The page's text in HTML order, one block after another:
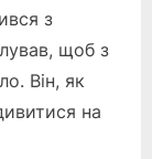
з
щоб з
Він, як
на